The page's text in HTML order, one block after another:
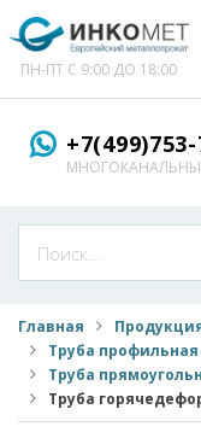
ПН-ПТ С 9:00 ДО 18:00
Главная
Труба профильная
Труба
Труба